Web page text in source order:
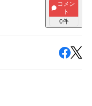
コメン
ト
0件